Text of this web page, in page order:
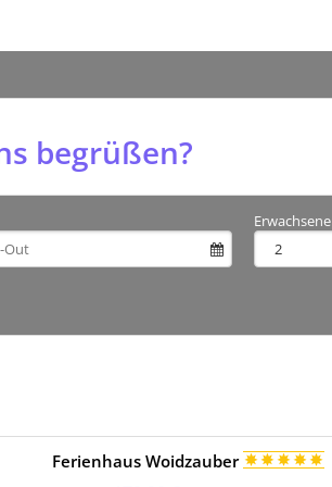
begrüßen?
Erwachsene
Ferienhaus Woidzauber